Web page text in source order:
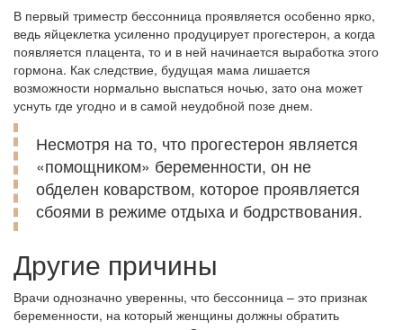
В первый триместр бессонница проявляется особенно ярко,
ведь яйцеклетка усиленно продуцирует прогестерон, а когда
появляется плацента, то и в ней начинается выработка этого
гормона. Как следствие, будущая мама лишается
возможности нормально выспаться ночью, зато она может
уснуть где угодно и в самой неудобной позе днем.
Несмотря на то, что прогестерон является
«помощником» беременности, он не
обделен коварством, которое проявляется
сбоями в режиме отдыха и бодрствования.
Другие причины
Врачи однозначно уверенны, что бессонница – это признак
беременности, на который женщины должны обратить